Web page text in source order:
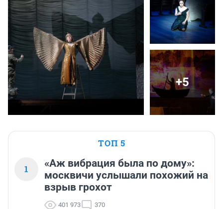
+5
ТОП 5
1
«Аж вибрация была по дому»:
москвичи услышали похожий на
взрыв грохот
401 973 370